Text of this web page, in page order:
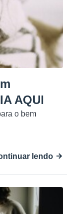
AQUI
o bem
lendo